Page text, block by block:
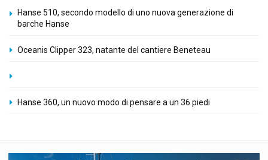
Hanse 510, secondo modello di uno nuova generazione di
barche Hanse
Oceanis Clipper 323, natante del cantiere Beneteau
Hanse 360, un nuovo modo di pensare a un 36 piedi